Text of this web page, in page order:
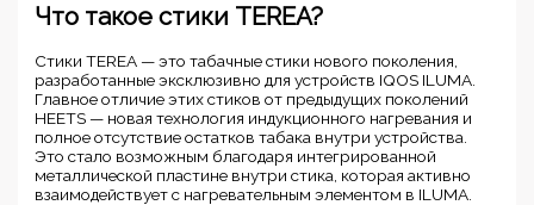
Что такое стики TEREA?
Стики TEREA — это табачные стики нового поколения,
разработанные эксклюзивно для устройств IQOS ILUMA.
Главное отличие этих стиков от предыдущих поколений
HEETS — новая технология индукционного нагревания и
полное отсутствие остатков табака внутри устройства.
Это стало возможным благодаря интегрированной
металлической пластине внутри стика, которая активно
взаимодействует с нагревательным элементом в ILUMA.